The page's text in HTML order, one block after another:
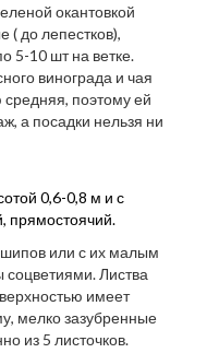
окантовкой
( до лепестков),
5-10 шт на ветке.
винограда и чая
средняя, поэтому ей
а посадки нельзя ни
0,6-0,8 м и с
прямостоячий.
или с их малым
соцветиями. Листва
имеет
мелко зазубренные
из 5 листочков.